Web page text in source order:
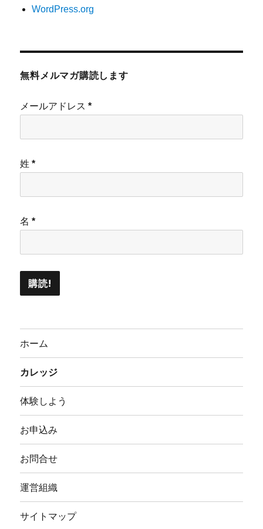
WordPress.org
無料メルマガ購読します
メールアドレス*
姓*
名*
ホーム
カレッジ
体験しよう
お申込み
お問合せ
運営組織
サイトマップ